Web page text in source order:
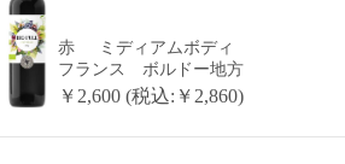
赤
ミディアムボディ
フランス ボルドー地方
￥2,600 (税込:￥2,860)